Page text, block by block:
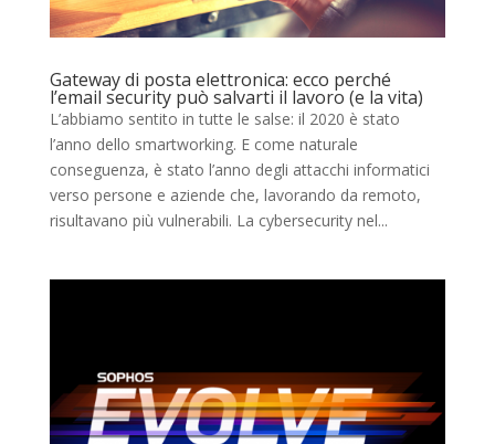
Gateway di posta elettronica: ecco perché
l’email security può salvarti il lavoro (e la vita)
L’abbiamo sentito in tutte le salse: il 2020 è stato
l’anno dello smartworking. E come naturale
conseguenza, è stato l’anno degli attacchi informatici
verso persone e aziende che, lavorando da remoto,
risultavano più vulnerabili. La cybersecurity nel...